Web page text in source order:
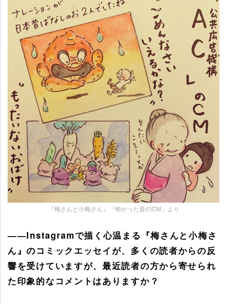
『梅さんと小梅さん』「怖かった昔のCM」より
――Instagramで描く心温まる『梅さんと小梅さ
ん』のコミックエッセイが、多くの読者からの反
響を受けていますが、最近読者の方から寄せられ
た印象的なコメントはありますか？